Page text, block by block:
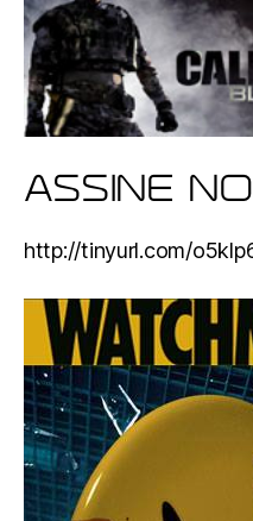
ASSINE
http://tinyurl.com/